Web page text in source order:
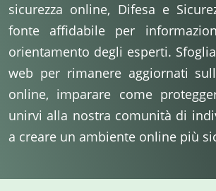
sicurezza online, Difesa e
fonte affidabile per
orientamento degli esperti.
web per rimanere aggiornati
online, imparare come
unirvi alla nostra comunità di
a creare un ambiente online più